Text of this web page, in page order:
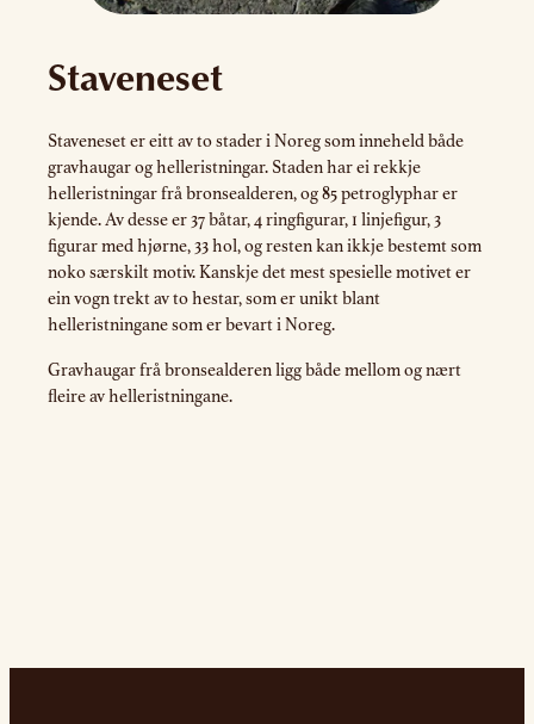
Staveneset
Staveneset er eitt av to stader i Noreg som inneheld både
gravhaugar og helleristningar. Staden har ei rekkje
helleristningar frå bronsealderen, og 85 petroglyphar er
kjende. Av desse er 37 båtar, 4 ringfigurar, 1 linjefigur, 3
figurar med hjørne, 33 hol, og resten kan ikkje bestemt som
noko særskilt motiv. Kanskje det mest spesielle motivet er
ein vogn trekt av to hestar, som er unikt blant
helleristningane som er bevart i Noreg.
Gravhaugar frå bronsealderen ligg både mellom og nært
fleire av helleristningane.